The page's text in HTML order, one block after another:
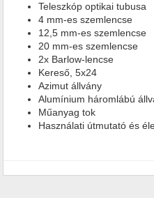
Teleszkóp optikai tubusa
4 mm-es szemlencse
12,5 mm-es szemlencse
20 mm-es szemlencse
2x Barlow-lencse
Kereső, 5x24
Azimut állvány
Alumínium háromlábú
Műanyag tok
Használati útmutató és